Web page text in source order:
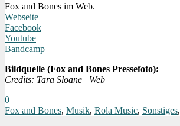
Fox and Bones im Web.
Webseite
Facebook
Youtube
Bandcamp
Bildquelle (Fox and Bones Pressefoto):
Credits: Tara Sloane | Web
0
Fox and Bones, Musik, Rola Music, Sonstiges,